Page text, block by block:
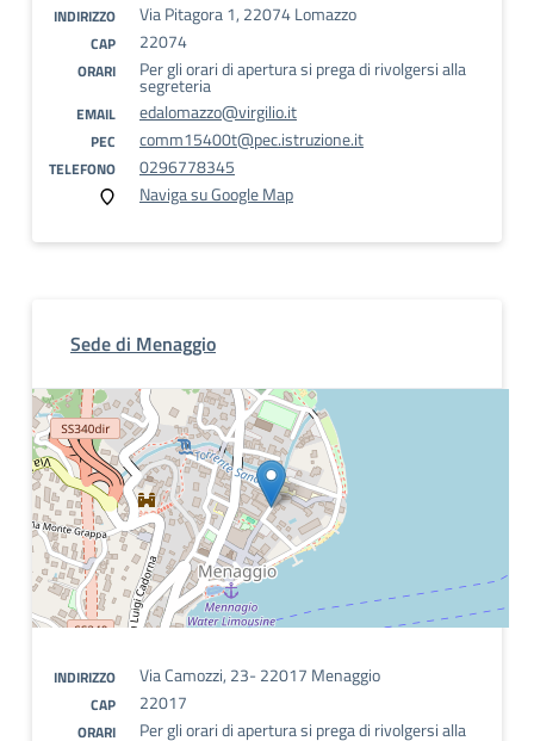
INDIRIZZO Via Pitagora 1, 22074 Lomazzo
CAP 22074
ORARI Per gli orari di apertura si prega di rivolgersi alla
segreteria
EMAIL edalomazzo@virgilio.it
PEC comm15400t@pec.istruzione.it
TELEFONO
0296778345
Naviga su Google Map
Sede di Menaggio
INDIRIZZO Via Camozzi, 23- 22017 Menaggio
CAP 22017
ORARI Per gli orari di apertura si prega di rivolgersi alla